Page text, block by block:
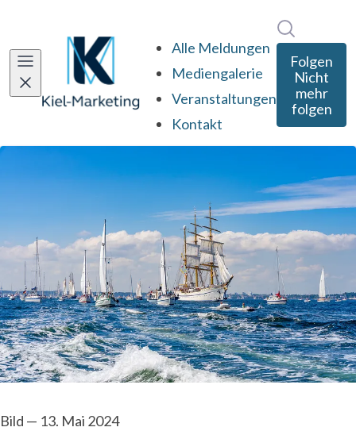
Alle Meldungen
Mediengalerie
Veranstaltungen
Kontakt
Folgen
Nicht
mehr
folgen
Bild — 13. Mai 2024